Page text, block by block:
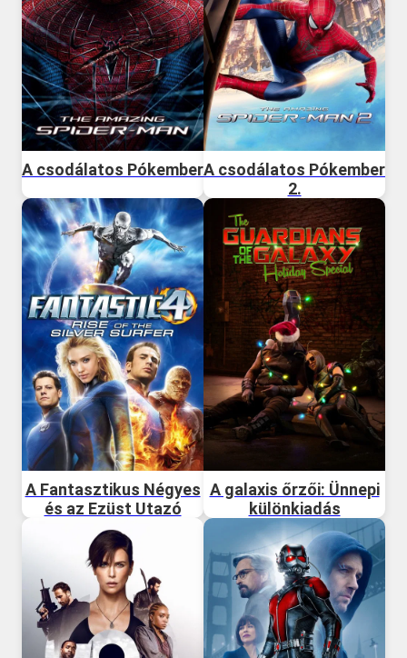
A csodálatos PókemberA csodálatos Pókember
2.
A Fantasztikus Négyes
és az Ezüst Utazó
A galaxis őrzői: Ünnepi
különkiadás